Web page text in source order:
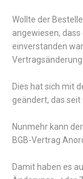
Wollte der
angewiesen,
einverstanden
Dies hat sich mit
geändert, das seit
Nunmehr kann
BGB-Vertrag
Damit haben es